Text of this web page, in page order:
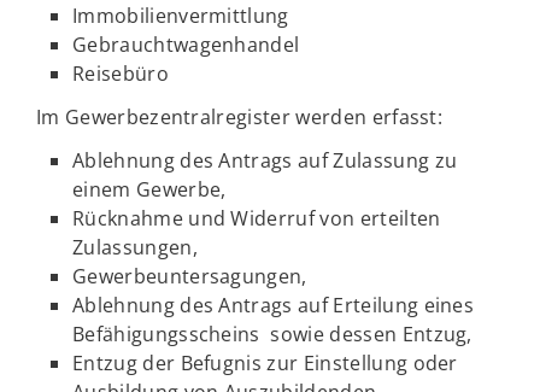
Immobilienvermittlung
Gebrauchtwagenhandel
Reisebüro
Im Gewerbezentralregister werden erfasst:
Ablehnung des Antrags auf Zulassung zu
einem Gewerbe,
Rücknahme und Widerruf von erteilten
Zulassungen,
Gewerbeuntersagungen,
Ablehnung des Antrags auf Erteilung eines
Befähigungsscheins sowie dessen Entzug,
Entzug der Befugnis zur Einstellung oder